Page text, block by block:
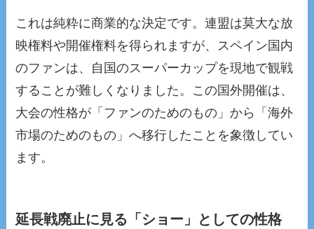
これは純粋に商業的な決定です。連盟は莫大な放
映権料や開催権料を得られますが、スペイン国内
のファンは、自国のスーパーカップを現地で観戦
することが難しくなりました。この国外開催は、
大会の性格が「ファンのためのもの」から「海外
市場のためのもの」へ移行したことを象徴してい
ます。
延長戦廃止に見る「ショー」としての性格